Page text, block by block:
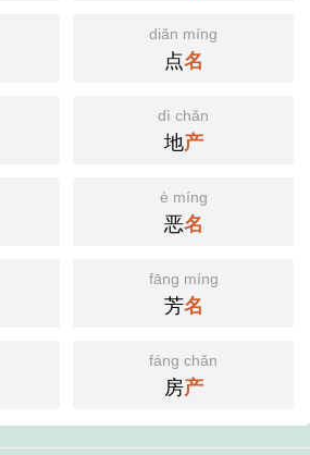
diǎn míng
点名
dì chǎn
地产
è míng
恶名
fāng míng
芳名
fáng chǎn
房产